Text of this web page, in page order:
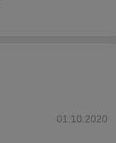
01.10.2020